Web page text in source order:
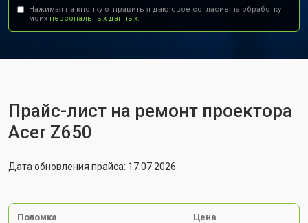
Нажимая на кнопку отправить я даю свое согласие на обработку
моих персональных данных.
Прайс-лист на ремонт проектора
Acer Z650
Дата обновления прайса: 17.07.2026
Поломка Цена